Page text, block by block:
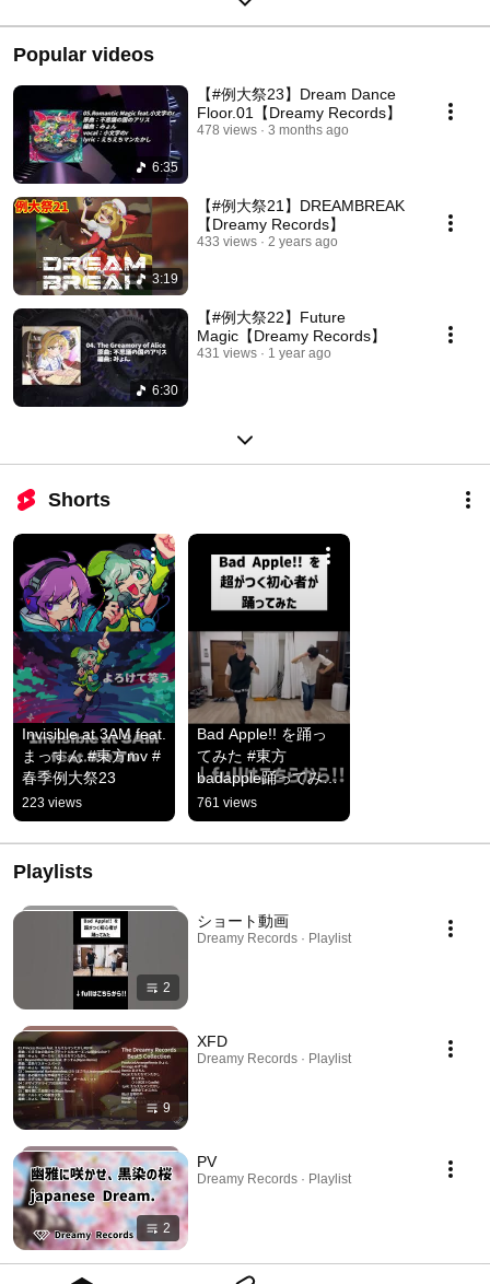
Popular videos
6:35
【#例大祭23】Dream Dance
Floor.01【Dreamy Records】
478 views 3 months ago
3:19
【#例大祭21】DREAMBREAK
【Dreamy Records】
433 views 2 years ago
6:30
【#例大祭22】Future
Magic【Dreamy Records】
431 views 1 year ago
Shorts
Invisible at 3AM feat.
まっすん #東方mv #
春季例大祭23
223 views
Bad Apple!! を踊っ
てみた #東方
badapple踊ってみた
badapple踊ってみた
#東方ステーション #
東方二コレクション
761 views
Playlists
2
ショート動画
Dreamy Records · Playlist
9
XFD
Dreamy Records · Playlist
2
PV
Dreamy Records · Playlist